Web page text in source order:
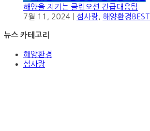
해양을 지키는 클린오션 긴급대응팀
7월 11, 2024
섬사랑 해양환경BEST
뉴스 카테고리
해양환경
섬사랑